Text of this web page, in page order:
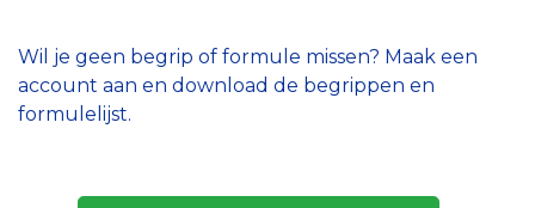
Wil je geen begrip of formule missen? Maak een
account aan en download de begrippen en
formulelijst.